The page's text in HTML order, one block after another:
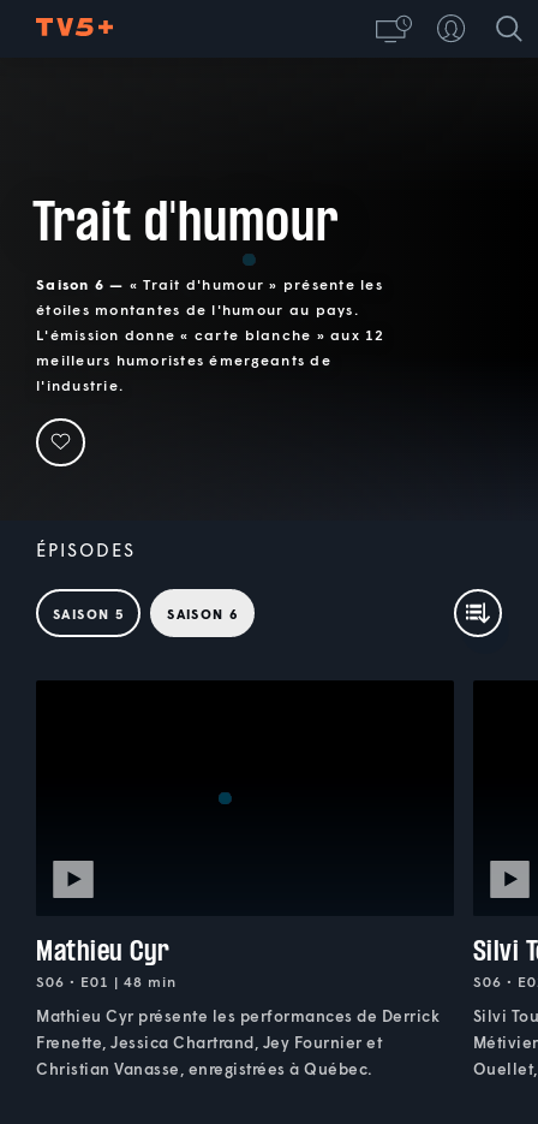
Trait d'humour
Saison 6 — « Trait d'humour » présente les
étoiles montantes de l'humour au pays.
L'émission donne « carte blanche » aux 12
meilleurs humoristes émergeants de
l'industrie.
ÉPISODES
SAISON 5 SAISON 6
Mathieu Cyr
S06 • E01 | 48 min
Mathieu Cyr présente les performances de Derrick
Frenette, Jessica Chartrand, Jey Fournier et
Christian Vanasse, enregistrées à Québec.
Silvi
S06 •
Silvi